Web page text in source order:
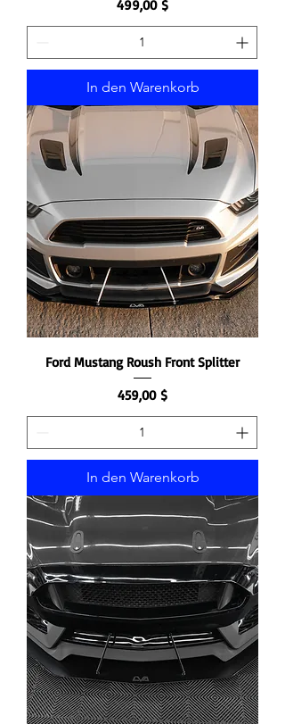
Preis
499,00 $
In den Warenkorb
Ford Mustang Roush Front Splitter
Preis
459,00 $
In den Warenkorb